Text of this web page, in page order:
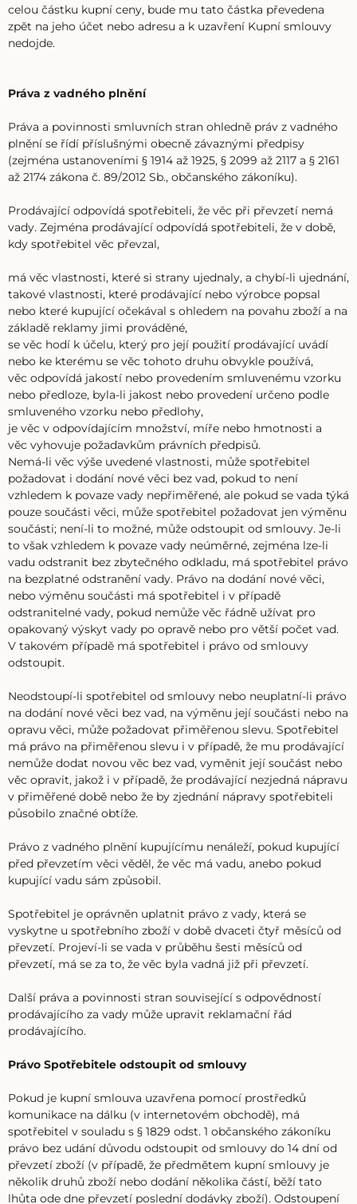
celou částku kupní ceny, bude mu tato částka převedena
zpět na jeho účet nebo adresu a k uzavření Kupní smlouvy
nedojde.
Práva z vadného plnění
Práva a povinnosti smluvních stran ohledně práv z vadného
plnění se řídí příslušnými obecně závaznými předpisy
(zejména ustanoveními § 1914 až 1925, § 2099 až 2117 a § 2161
až 2174 zákona č. 89/2012 Sb., občanského zákoníku).
Prodávající odpovídá spotřebiteli, že věc při převzetí nemá
vady. Zejména prodávající odpovídá spotřebiteli, že v době,
kdy spotřebitel věc převzal,
má věc vlastnosti, které si strany ujednaly, a chybí-li ujednání,
takové vlastnosti, které prodávající nebo výrobce popsal
nebo které kupující očekával s ohledem na povahu zboží a na
základě reklamy jimi prováděné,
se věc hodí k účelu, který pro její použití prodávající uvádí
nebo ke kterému se věc tohoto druhu obvykle používá,
věc odpovídá jakostí nebo provedením smluvenému vzorku
nebo předloze, byla-li jakost nebo provedení určeno podle
smluveného vzorku nebo předlohy,
je věc v odpovídajícím množství, míře nebo hmotnosti a
věc vyhovuje požadavkům právních předpisů.
Nemá-li věc výše uvedené vlastnosti, může spotřebitel
požadovat i dodání nové věci bez vad, pokud to není
vzhledem k povaze vady nepřiměřené, ale pokud se vada týká
pouze součásti věci, může spotřebitel požadovat jen výměnu
součásti; není-li to možné, může odstoupit od smlouvy. Je-li
to však vzhledem k povaze vady neúměrné, zejména lze-li
vadu odstranit bez zbytečného odkladu, má spotřebitel právo
na bezplatné odstranění vady. Právo na dodání nové věci,
nebo výměnu součásti má spotřebitel i v případě
odstranitelné vady, pokud nemůže věc řádně užívat pro
opakovaný výskyt vady po opravě nebo pro větší počet vad.
V takovém případě má spotřebitel i právo od smlouvy
odstoupit.
Neodstoupí-li spotřebitel od smlouvy nebo neuplatní-li právo
na dodání nové věci bez vad, na výměnu její součásti nebo na
opravu věci, může požadovat přiměřenou slevu. Spotřebitel
má právo na přiměřenou slevu i v případě, že mu prodávající
nemůže dodat novou věc bez vad, vyměnit její součást nebo
věc opravit, jakož i v případě, že prodávající nezjedná nápravu
v přiměřené době nebo že by zjednání nápravy spotřebiteli
působilo značné obtíže.
Právo z vadného plnění kupujícímu nenáleží, pokud kupující
před převzetím věci věděl, že věc má vadu, anebo pokud
kupující vadu sám způsobil.
Spotřebitel je oprávněn uplatnit právo z vady, která se
vyskytne u spotřebního zboží v době dvaceti čtyř měsíců od
převzetí. Projeví-li se vada v průběhu šesti měsíců od
převzetí, má se za to, že věc byla vadná již při převzetí.
Další práva a povinnosti stran související s odpovědností
prodávajícího za vady může upravit reklamační řád
prodávajícího.
Právo Spotřebitele odstoupit od smlouvy
Pokud je kupní smlouva uzavřena pomocí prostředků
komunikace na dálku (v internetovém obchodě), má
spotřebitel v souladu s § 1829 odst. 1 občanského zákoníku
právo bez udání důvodu odstoupit od smlouvy do 14 dní od
převzetí zboží (v případě, že předmětem kupní smlouvy je
několik druhů zboží nebo dodání několika částí, běží tato
lhůta ode dne převzetí poslední dodávky zboží). Odstoupení